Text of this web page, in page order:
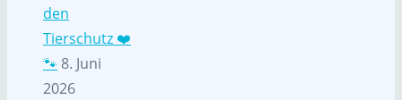
den
Tierschutz ❤️
🐾 8. Juni
2026